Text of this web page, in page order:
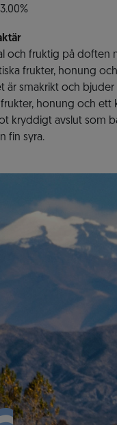
13.00%
och fruktig på doften
frukter, honung
är smakrikt och bjuder
honung och ett
kryddigt avslut som
fin syra.